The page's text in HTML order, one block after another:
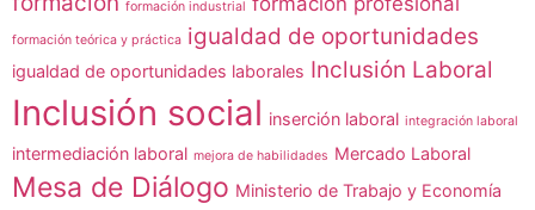
formación industrial
formación teórica y práctica igualdad de oportunidades
igualdad de oportunidades laborales Inclusión Laboral
Inclusión social inserción laboral integración laboral
intermediación laboral mejora de habilidades Mercado Laboral
Mesa de Diálogo Ministerio de Trabajo y Economía